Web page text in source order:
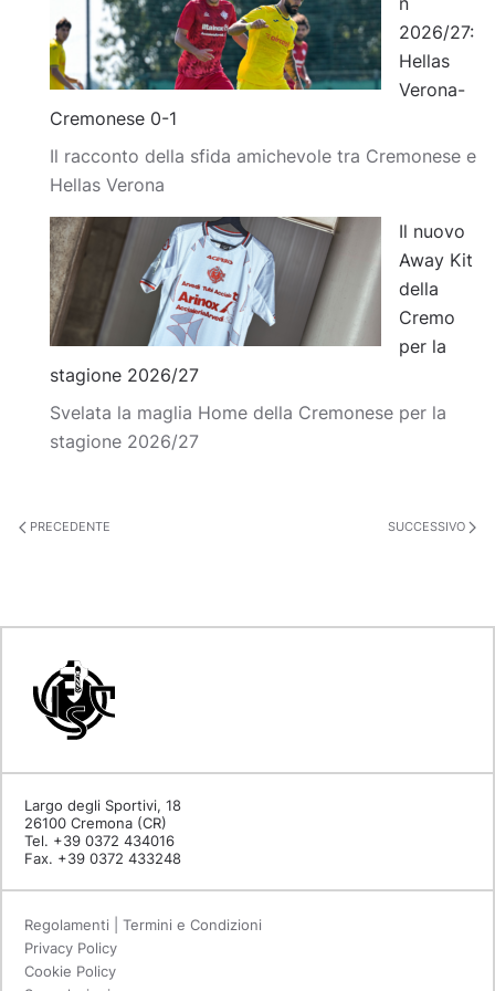
2026/27:
Hellas
Verona-
Cremonese 0-1
Il racconto della sfida amichevole tra Cremonese e
Hellas Verona
Il nuovo
Away Kit
della
Cremo
per la
stagione 2026/27
Svelata la maglia Home della Cremonese per la
stagione 2026/27
PRECEDENTE SUCCESSIVO
Largo degli Sportivi, 18
26100 Cremona (CR)
Tel. +39 0372 434016
Fax. +39 0372 433248
Regolamenti | Termini e Condizioni
Privacy Policy
Cookie Policy